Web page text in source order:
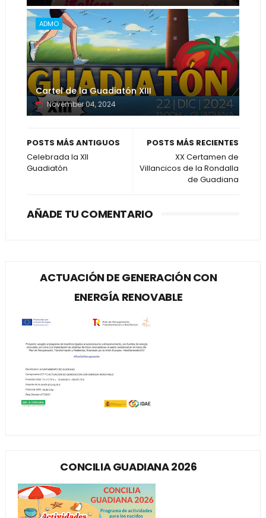
ADMO
Cartel de la Guadiatón XIII
November 04, 2024
POSTS MÁS RECIENTES
XX Certamen de
Villancicos de la Rondalla
de Guadiana
POSTS MÁS ANTIGUOS
Celebrada la XII
Guadiatón
AÑADE TU COMENTARIO
ACTUACIÓN DE GENERACIÓN CON
ENERGÍA RENOVABLE
CONCILIA GUADIANA 2026